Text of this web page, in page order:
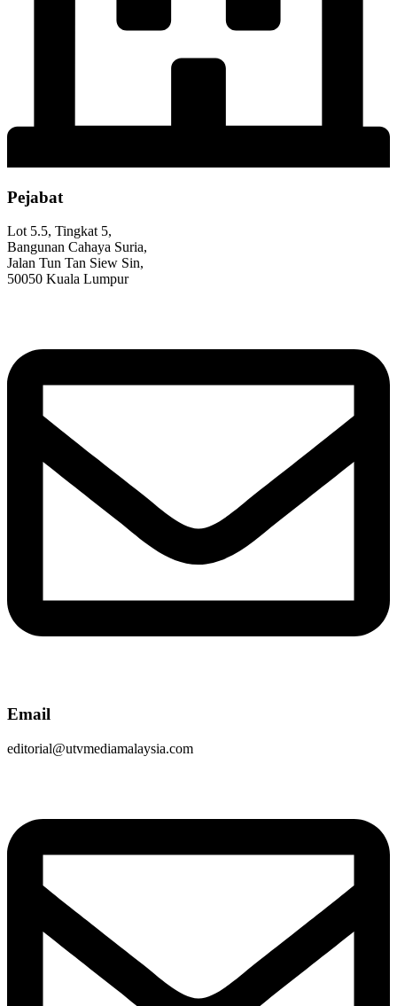
Pejabat
Lot 5.5, Tingkat 5,
Bangunan Cahaya Suria,
Jalan Tun Tan Siew Sin,
50050 Kuala Lumpur
Email
editorial@utvmediamalaysia.com